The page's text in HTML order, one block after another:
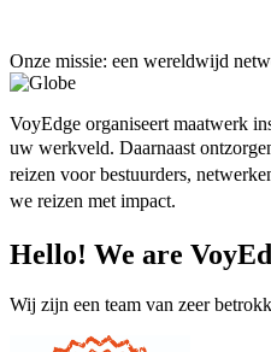
Onze missie: een wereldwijd
VoyEdge organiseert maatwerk
uw werkveld. Daarnaast
reizen voor bestuurders,
we reizen met impact.
Hello! We are
Wij zijn een team van zeer